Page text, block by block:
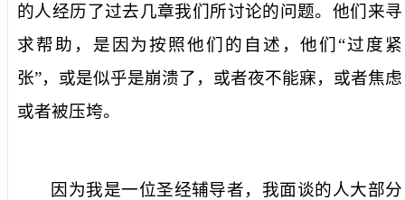
的人经历了过去几章我们所讨论的问题。他们来寻
求帮助，是因为按照他们的自述，他们“过度紧
张”，或是似乎是崩溃了，或者夜不能寐，或者焦虑
或者被压垮。
因为我是一位圣经辅导者，我面谈的人大部分